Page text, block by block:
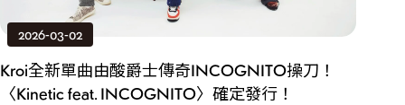
2026-03-02
Kroi全新單曲由酸爵士傳奇INCOGNITO操刀！
〈Kinetic feat. INCOGNITO〉確定發行！